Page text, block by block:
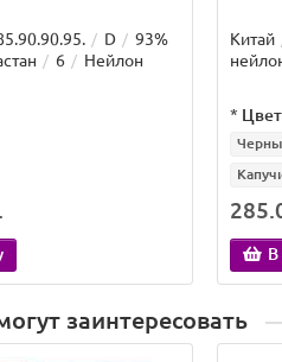
D
93%
6 Нейлон
Китай
*
В
заинтересовать